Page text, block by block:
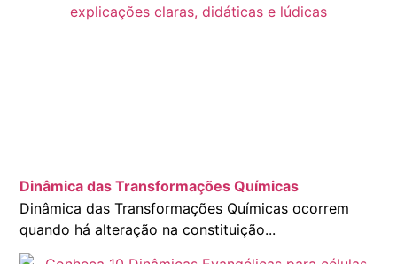
Dinâmica das Transformações Químicas
Dinâmica das Transformações Químicas ocorrem
quando há alteração na constituição...